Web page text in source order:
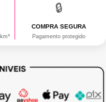
🔒
COMPRA SEGURA
Pagamento protegido